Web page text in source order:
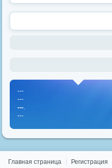
---
---
---.
---
Главная страница Регистрация